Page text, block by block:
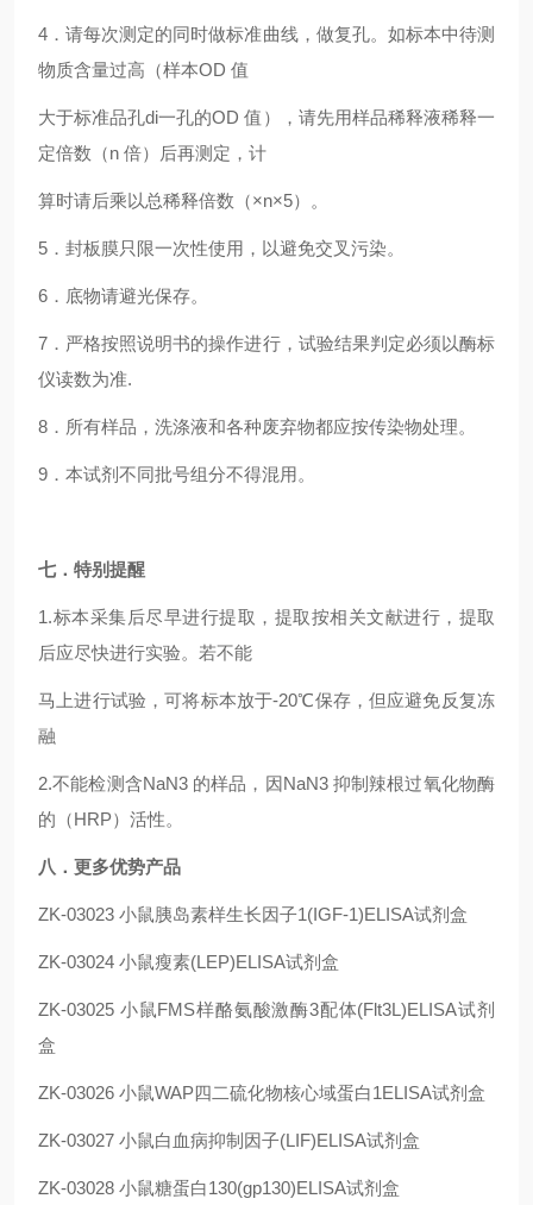
4．请每次测定的同时做标准曲线，做复孔。如标本中待测
物质含量过高（样本OD 值
大于标准品孔di一孔的OD 值），请先用样品稀释液稀释一
定倍数（n 倍）后再测定，计
算时请后乘以总稀释倍数（×n×5）。
5．封板膜只限一次性使用，以避免交叉污染。
6．底物请避光保存。
7．严格按照说明书的操作进行，试验结果判定必须以酶标
仪读数为准.
8．所有样品，洗涤液和各种废弃物都应按传染物处理。
9．本试剂不同批号组分不得混用。
七．特别提醒
1.标本采集后尽早进行提取，提取按相关文献进行，提取
后应尽快进行实验。若不能
马上进行试验，可将标本放于-20℃保存，但应避免反复冻
融
2.不能检测含NaN3 的样品，因NaN3 抑制辣根过氧化物酶
的（HRP）活性。
八．更多优势产品
ZK-03023 小鼠胰岛素样生长因子1(IGF-1)ELISA试剂盒
ZK-03024 小鼠瘦素(LEP)ELISA试剂盒
ZK-03025 小鼠FMS样酪氨酸激酶3配体(Flt3L)ELISA试剂
盒
ZK-03026 小鼠WAP四二硫化物核心域蛋白1ELISA试剂盒
ZK-03027 小鼠白血病抑制因子(LIF)ELISA试剂盒
ZK-03028 小鼠糖蛋白130(gp130)ELISA试剂盒